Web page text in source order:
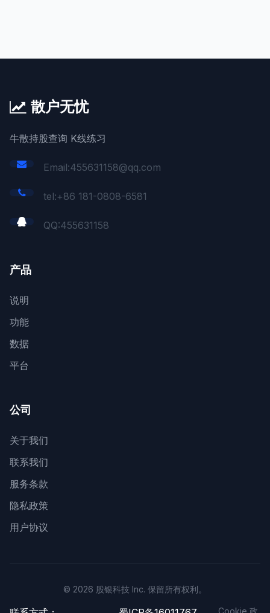
散户无忧
牛散持股查询 K线练习
Email:455631158@qq.com
tel:+86 181-0808-6581
QQ:455631158
产品
说明
功能
数据
平台
公司
关于我们
联系我们
服务条款
隐私政策
用户协议
© 2026 股银科技 Inc. 保留所有权利。
Cookie 政